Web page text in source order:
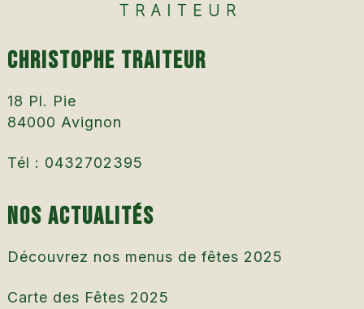
Christophe Traiteur
18 Pl. Pie
84000 Avignon
Tél : 0432702395
Nos actualités
Découvrez nos menus de fêtes 2025
Carte des Fêtes 2025